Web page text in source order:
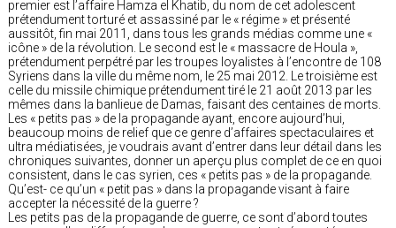
premier est l’affaire Hamza el Khatib, du nom de cet adolescent
prétendument torturé et assassiné par le « régime » et présenté
aussitôt, fin mai 2011, dans tous les grands médias comme une «
icône » de la révolution. Le second est le « massacre de Houla »,
prétendument perpétré par les troupes loyalistes à l’encontre de 108
Syriens dans la ville du même nom, le 25 mai 2012. Le troisième est
celle du missile chimique prétendument tiré le 21 août 2013 par les
mêmes dans la banlieue de Damas, faisant des centaines de morts.
Les « petits pas » de la propagande ayant, encore aujourd’hui,
beaucoup moins de relief que ce genre d’affaires spectaculaires et
ultra médiatisées, je voudrais avant d’entrer dans leur détail dans les
chroniques suivantes, donner un aperçu plus complet de ce en quoi
consistent, dans le cas syrien, ces « petits pas » de la propagande.
Qu’est- ce qu’un « petit pas » dans la propagande visant à faire
accepter la nécessité de la guerre ?
Les petits pas de la propagande de guerre, ce sont d’abord toutes